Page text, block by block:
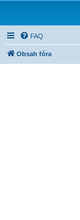
FAQ
Obsah fóra